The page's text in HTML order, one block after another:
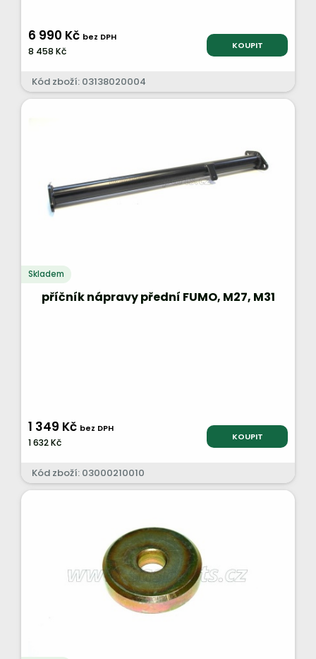
6 990 Kč bez DPH
8 458 Kč KOUPIT
Kód zboží: 03138020004
Skladem
příčník nápravy přední FUMO, M27, M31
1 349 Kč bez DPH
1 632 Kč KOUPIT
Kód zboží: 03000210010